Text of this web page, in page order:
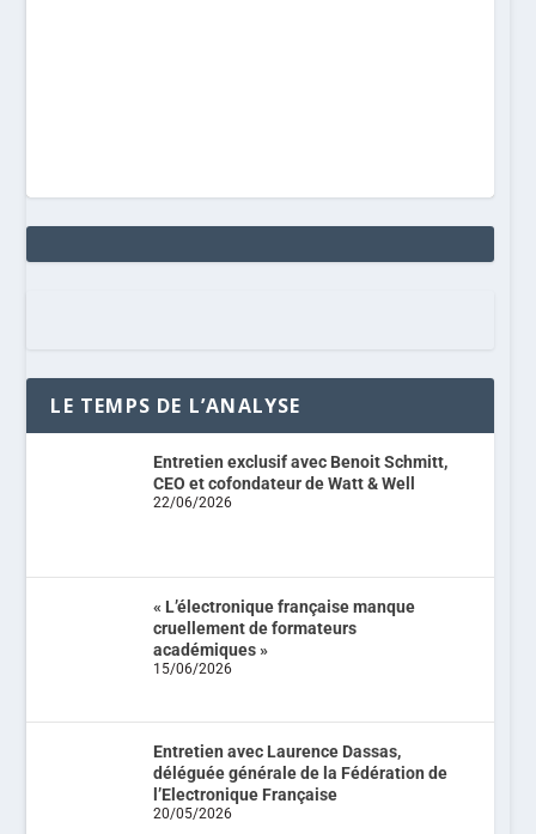
LE TEMPS DE L’ANALYSE
Entretien exclusif avec Benoit Schmitt,
CEO et cofondateur de Watt & Well
22/06/2026
« L’électronique française manque
cruellement de formateurs
académiques »
15/06/2026
Entretien avec Laurence Dassas,
déléguée générale de la Fédération de
l’Electronique Française
20/05/2026